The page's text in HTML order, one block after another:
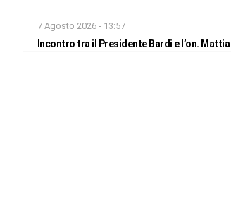
7 Agosto 2026 - 13:57
Incontro tra il Presidente Bardi e l’on. Mattia